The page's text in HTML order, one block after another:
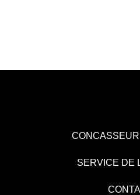
SERVICE DE